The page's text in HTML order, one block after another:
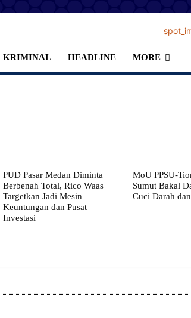
KRIMINAL HEADLINE MORE
PUD Pasar Medan Diminta
Berbenah Total, Rico Waas
Targetkan Jadi Mesin
Keuntungan dan Pusat
Investasi
MoU PPSU-
Sumut Bakal
Cuci Darah